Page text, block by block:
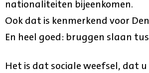
nationaliteiten bijeenkomen.
Ook dat is kenmerkend voor
En heel goed: bruggen slaan
Het is dat sociale weefsel, dat